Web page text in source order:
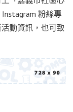
粉絲專
動資訊，也可致